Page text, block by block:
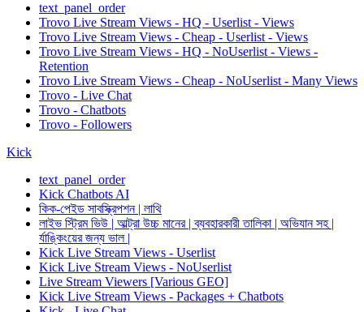
text_panel_order
Trovo Live Stream Views - HQ - Userlist - Views
Trovo Live Stream Views - Cheap - Userlist - Views
Trovo Live Stream Views - HQ - NoUserlist - Views -
Retention
Trovo Live Stream Views - Cheap - NoUserlist - Many Views
Trovo - Live Chat
Trovo - Chatbots
Trovo - Followers
Kick
text_panel_order
Kick Chatbots AI
কিক-পেইড সাবস্ক্রিপশন | লাথি
লাইভ স্ট্রিম ভিউ | আল্ট্রা উচ্চ মানের | ব্যবহারকারী তালিকা | অভিযান সহ |
র্যাঙ্কিংয়ের জন্য ভাল |
Kick Live Stream Views - Userlist
Kick Live Stream Views - NoUserlist
Live Stream Viewers [Various GEO]
Kick Live Stream Views - Packages + Chatbots